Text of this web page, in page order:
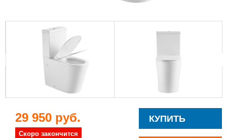
29 950 руб.
Скоро закончится
КУПИТЬ